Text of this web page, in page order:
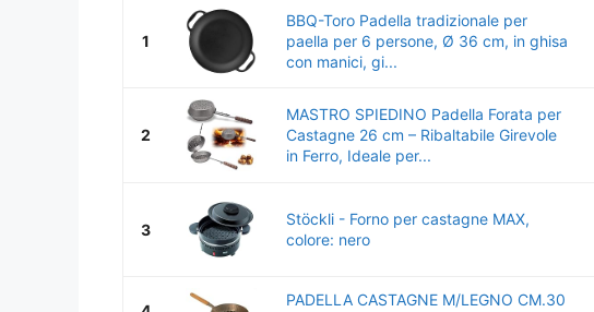
1
BBQ-Toro Padella tradizionale per
paella per 6 persone, Ø 36 cm, in ghisa
con manici, gi...
2
MASTRO SPIEDINO Padella Forata per
Castagne 26 cm – Ribaltabile Girevole
in Ferro, Ideale per...
3
Stöckli - Forno per castagne MAX,
colore: nero
PADELLA CASTAGNE M/LEGNO CM.30